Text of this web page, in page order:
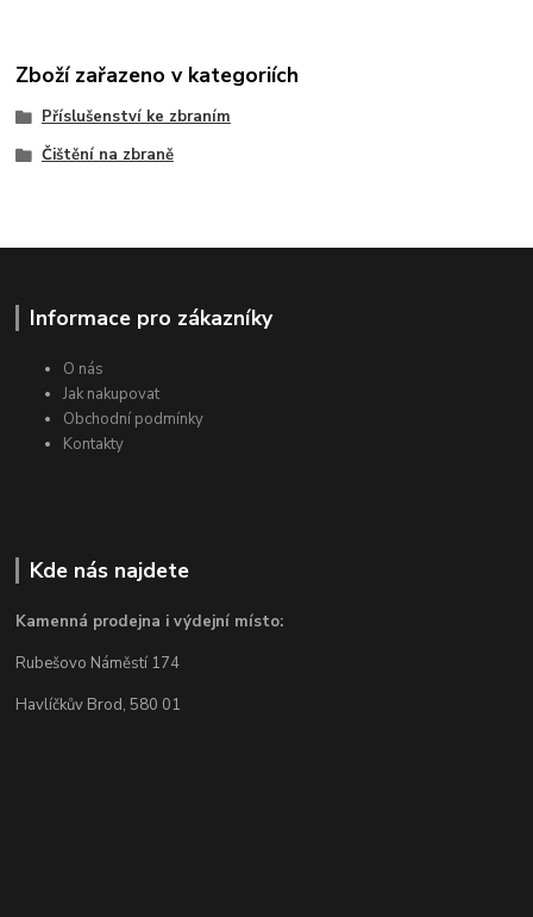
Zboží zařazeno v kategoriích
Příslušenství ke zbraním
Čištění na zbraně
Informace pro zákazníky
O nás
Jak nakupovat
Obchodní podmínky
Kontakty
Kde nás najdete
Kamenná prodejna i výdejní místo:
Rubešovo Náměstí 174
Havlíčkův Brod, 580 01